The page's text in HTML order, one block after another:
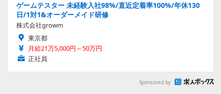
ゲームテスター 未経験入社98%/直近定着率100%/年休130
日/1対1&オーダーメイド研修
株式会社growm
東京都
月給21万5,000円～50万円
正社員
Sponsored by